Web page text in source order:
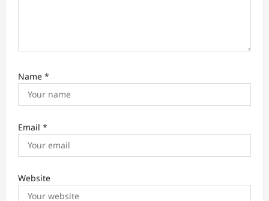
Name *
Email *
Website